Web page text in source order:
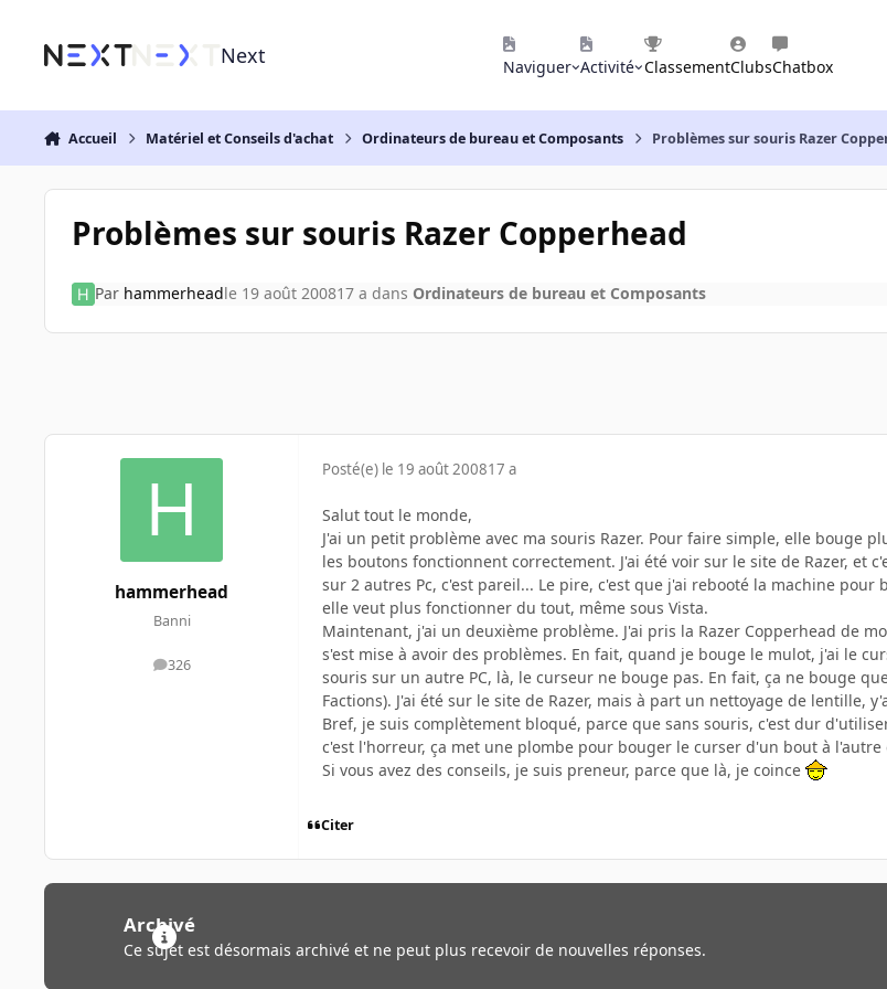
Next Naviguer Activité ClassementClubsChatbox
Accueil Matériel et Conseils d'achat Ordinateurs de bureau et Composants Problèmes sur souris Razer
Problèmes sur souris Razer Copperhead
Par hammerheadle 19 août 200817 a dans Ordinateurs de bureau et Composants
hammerhead
Banni
326
messages
Posté(e) le 19 août 200817 a
Salut tout le monde,
J'ai un petit problème avec ma souris Razer. Pour faire simple, elle bouge
les boutons fonctionnent correctement. J'ai été voir sur le site de Razer, et
sur 2 autres Pc, c'est pareil... Le pire, c'est que j'ai rebooté la machine
elle veut plus fonctionner du tout, même sous Vista.
Maintenant, j'ai un deuxième problème. J'ai pris la Razer Copperhead de
s'est mise à avoir des problèmes. En fait, quand je bouge le mulot, j'ai le
souris sur un autre PC, là, le curseur ne bouge pas. En fait, ça ne bouge
Factions). J'ai été sur le site de Razer, mais à part un nettoyage de lentille,
Bref, je suis complètement bloqué, parce que sans souris, c'est dur
c'est l'horreur, ça met une plombe pour bouger le curser d'un bout à l'autre
Si vous avez des conseils, je suis preneur, parce que là, je coince
Citer
Archivé
Ce sujet est désormais archivé et ne peut plus recevoir de nouvelles réponses.